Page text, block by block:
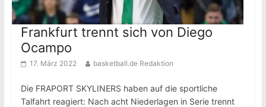
Frankfurt trennt sich von Diego
Ocampo
17. März 2022 basketball.de Redaktion
Die FRAPORT SKYLINERS haben auf die sportliche
Talfahrt reagiert: Nach acht Niederlagen in Serie trennt